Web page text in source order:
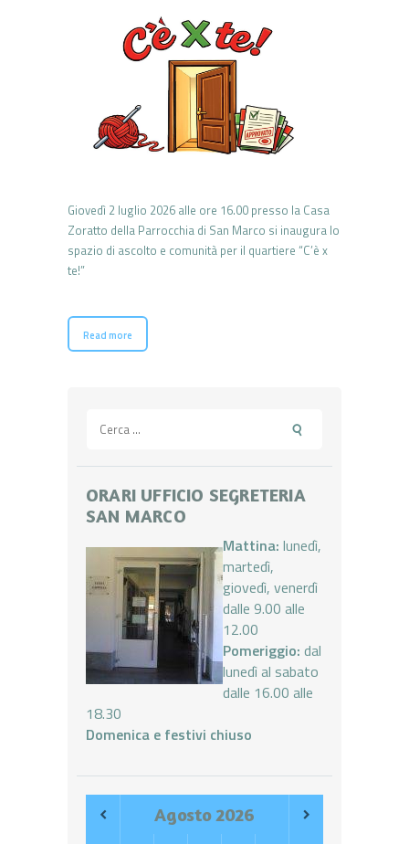
Giovedì 2 luglio 2026 alle ore 16.00 presso la Casa
Zoratto della Parrocchia di San Marco si inaugura lo
spazio di ascolto e comunità per il quartiere “C’è x
te!”
Read more
per:
ORARI UFFICIO SEGRETERIA
SAN MARCO
Mattina: lunedì,
martedì,
giovedì, venerdì
dalle 9.00 alle
12.00
Pomeriggio: dal
lunedì al sabato
dalle 16.00 alle
18.30
Domenica e festivi chiuso
Agosto 2026